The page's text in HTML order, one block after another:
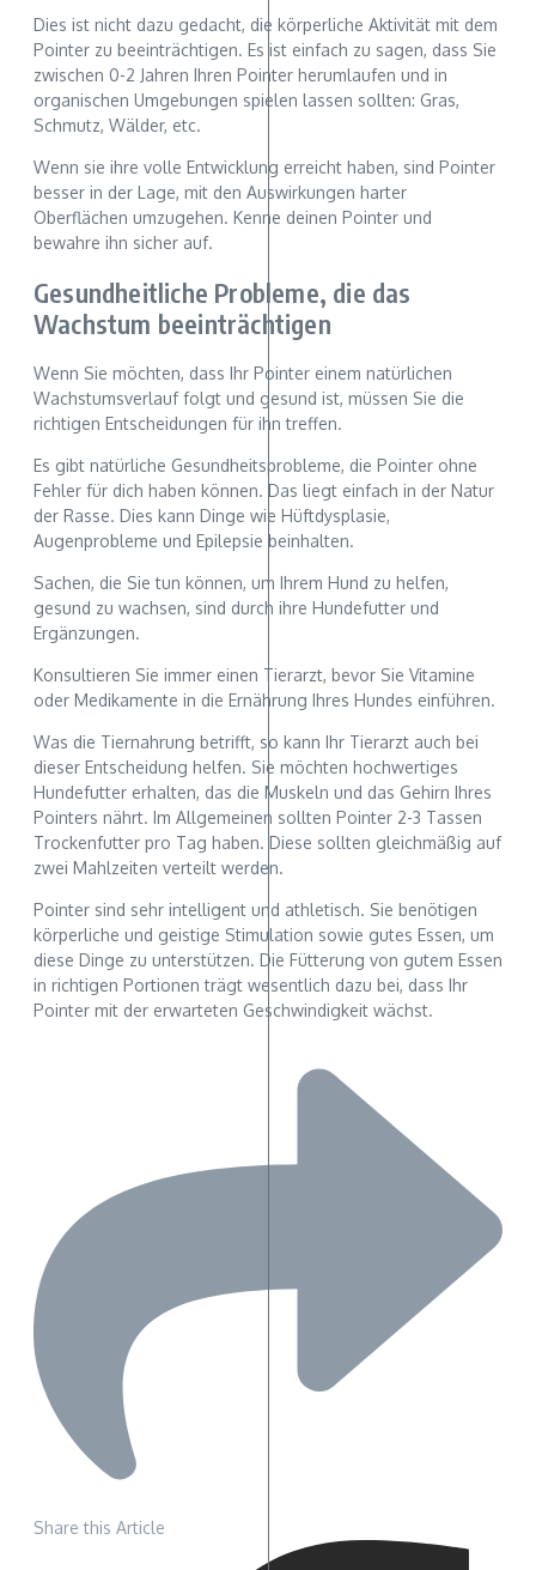
Dies ist nicht dazu gedacht, die körperliche Aktivität mit dem
Pointer zu beeinträchtigen. Es ist einfach zu sagen, dass Sie
zwischen 0-2 Jahren Ihren Pointer herumlaufen und in
organischen Umgebungen spielen lassen sollten: Gras,
Schmutz, Wälder, etc.
Wenn sie ihre volle Entwicklung erreicht haben, sind Pointer
besser in der Lage, mit den Auswirkungen harter
Oberflächen umzugehen. Kenne deinen Pointer und
bewahre ihn sicher auf.
Gesundheitliche Probleme, die das
Wachstum beeinträchtigen
Wenn Sie möchten, dass Ihr Pointer einem natürlichen
Wachstumsverlauf folgt und gesund ist, müssen Sie die
richtigen Entscheidungen für ihn treffen.
Es gibt natürliche Gesundheitsprobleme, die Pointer ohne
Fehler für dich haben können. Das liegt einfach in der Natur
der Rasse. Dies kann Dinge wie Hüftdysplasie,
Augenprobleme und Epilepsie beinhalten.
Sachen, die Sie tun können, um Ihrem Hund zu helfen,
gesund zu wachsen, sind durch ihre Hundefutter und
Ergänzungen.
Konsultieren Sie immer einen Tierarzt, bevor Sie Vitamine
oder Medikamente in die Ernährung Ihres Hundes einführen.
Was die Tiernahrung betrifft, so kann Ihr Tierarzt auch bei
dieser Entscheidung helfen. Sie möchten hochwertiges
Hundefutter erhalten, das die Muskeln und das Gehirn Ihres
Pointers nährt. Im Allgemeinen sollten Pointer 2-3 Tassen
Trockenfutter pro Tag haben. Diese sollten gleichmäßig auf
zwei Mahlzeiten verteilt werden.
Pointer sind sehr intelligent und athletisch. Sie benötigen
körperliche und geistige Stimulation sowie gutes Essen, um
diese Dinge zu unterstützen. Die Fütterung von gutem Essen
in richtigen Portionen trägt wesentlich dazu bei, dass Ihr
Pointer mit der erwarteten Geschwindigkeit wächst.
Share this Article